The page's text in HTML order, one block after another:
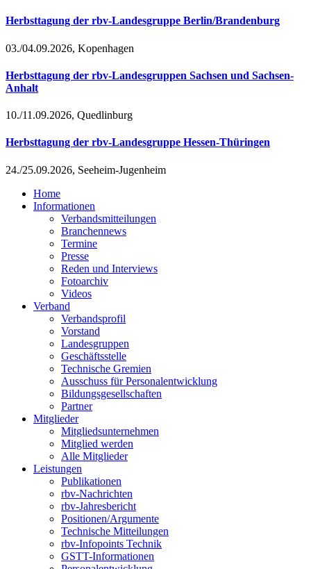
Herbsttagung der rbv-Landesgruppe Berlin/Brandenburg
03./04.09.2026, Kopenhagen
Herbsttagung der rbv-Landesgruppen Sachsen und Sachsen-
Anhalt
10./11.09.2026, Quedlinburg
Herbsttagung der rbv-Landesgruppe Hessen-Thüringen
24./25.09.2026, Seeheim-Jugenheim
Home
Informationen
Verbandsmitteilungen
Branchennews
Termine
Presse
Reden und Interviews
Fotoarchiv
Videos
Verband
Verbandsprofil
Vorstand
Landesgruppen
Geschäftsstelle
Technische Gremien
Ausschuss für Personalentwicklung
Bildungsgesellschaften
Partner
Mitglieder
Mitgliedsunternehmen
Mitglied werden
Alle Mitglieder
Leistungen
Publikationen
rbv-Nachrichten
rbv-Jahresbericht
Positionen/Argumente
Technische Mitteilungen
rbv-Infopoints Technik
GSTT-Informationen